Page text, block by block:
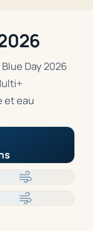
Day 2026
et eau